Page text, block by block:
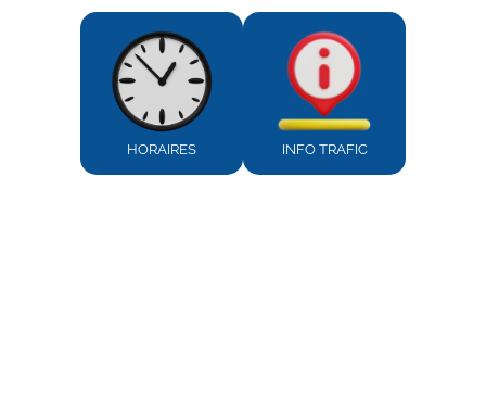
HORAIRES INFO TRAFIC